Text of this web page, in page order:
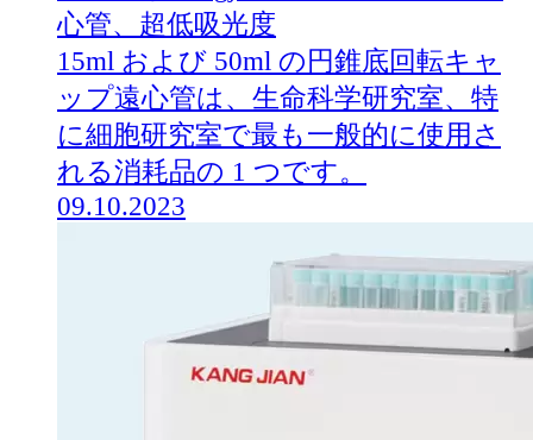
心管、超低吸光度
15ml および 50ml の円錐底回転キャ
ップ遠心管は、生命科学研究室、特
に細胞研究室で最も一般的に使用さ
れる消耗品の 1 つです。
09.10.2023